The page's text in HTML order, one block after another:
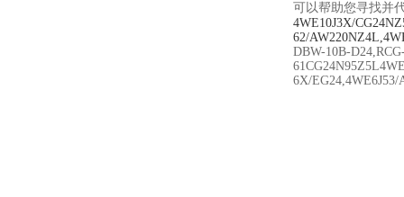
可以帮助您寻找并
4WE10J3X/
62/
DBW-10B-
6X/